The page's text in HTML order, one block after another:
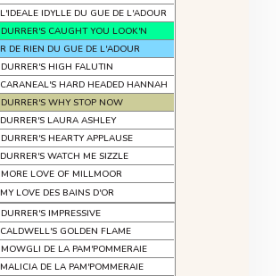
L'IDEALE IDYLLE DU GUE DE L'ADOUR
DURRER'S CAUGHT YOU LOOK'N
R DE RIEN DU GUE DE L'ADOUR
DURRER'S HIGH FALUTIN
CARANEAL'S HARD HEADED HANNAH
DURRER'S WHY STOP NOW
DURRER'S LAURA ASHLEY
DURRER'S HEARTY APPLAUSE
DURRER'S WATCH ME SIZZLE
MORE LOVE OF MILLMOOR
MY LOVE DES BAINS D'OR
DURRER'S IMPRESSIVE
CALDWELL'S GOLDEN FLAME
MOWGLI DE LA PAM'POMMERAIE
MALICIA DE LA PAM'POMMERAIE